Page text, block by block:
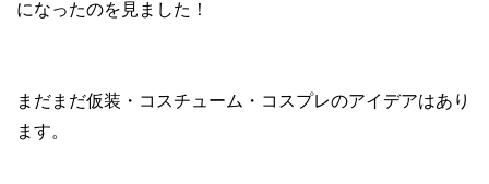
になったのを見ました！
まだまだ仮装・コスチューム・コスプレのアイデアはあり
ます。